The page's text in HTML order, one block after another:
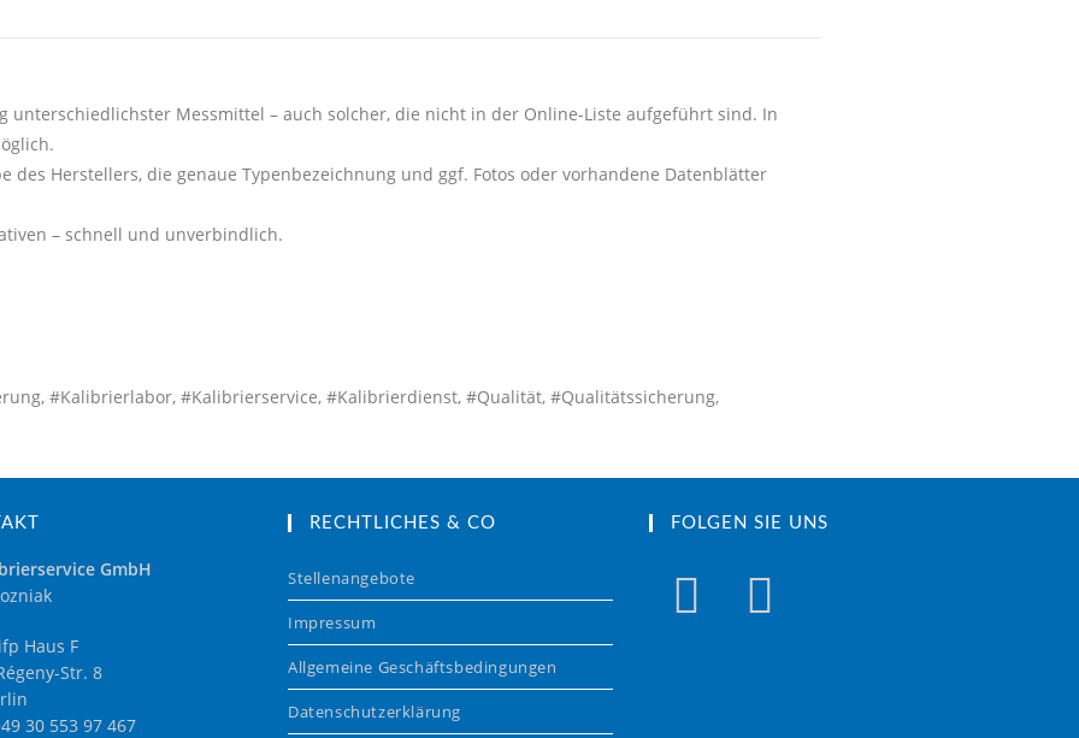
Messmittel – auch solcher, die nicht in der Online-Liste aufgeführt sind. In
des Herstellers, die genaue Typenbezeichnung und ggf. Fotos oder vorhandene Datenblätter
– schnell und unverbindlich.
#Kalibrierlabor, #Kalibrierservice, #Kalibrierdienst, #Qualität, #Qualitätssicherung,
GmbH
Haus F
Str. 8
30 553 97 467
RECHTLICHES & CO
Stellenangebote
Impressum
Allgemeine Geschäftsbedingungen
Datenschutzerklärung
FOLGEN SIE UNS